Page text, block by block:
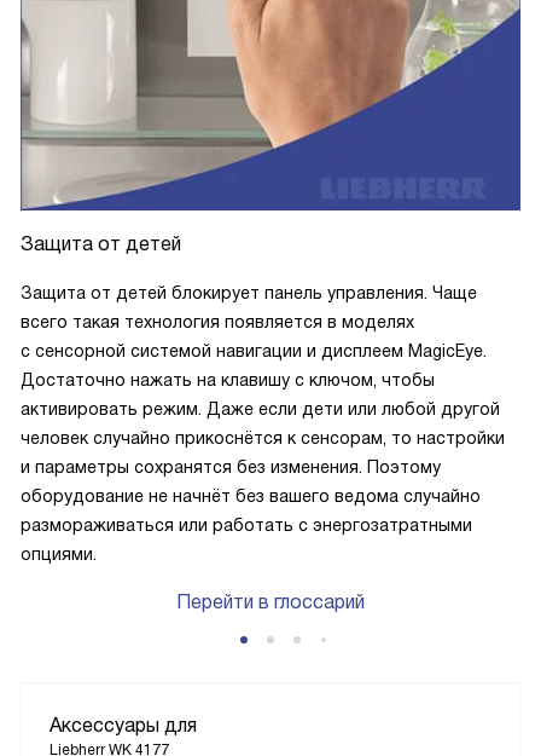
Защита от детей
Защита от детей блокирует панель управления. Чаще
всего такая технология появляется в моделях
с сенсорной системой навигации и дисплеем MagicEye.
Достаточно нажать на клавишу с ключом, чтобы
активировать режим. Даже если дети или любой другой
человек случайно прикоснётся к сенсорам, то настройки
и параметры сохранятся без изменения. Поэтому
оборудование не начнёт без вашего ведома случайно
размораживаться или работать с энергозатратными
опциями.
Перейти в глоссарий
Аксессуары для
Liebherr WK 4177